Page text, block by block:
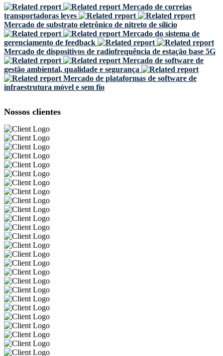
Mercado de correias
transportadoras leves
Mercado de substrato eletrônico de nitreto de silício
Mercado do sistema de
gerenciamento de feedback
Mercado de dispositivos de radiofrequência de estação base 5G
Mercado de software de
gestão ambiental, qualidade e segurança
Mercado de plataformas de software de
infraestrutura móvel e sem fio
Nossos clientes